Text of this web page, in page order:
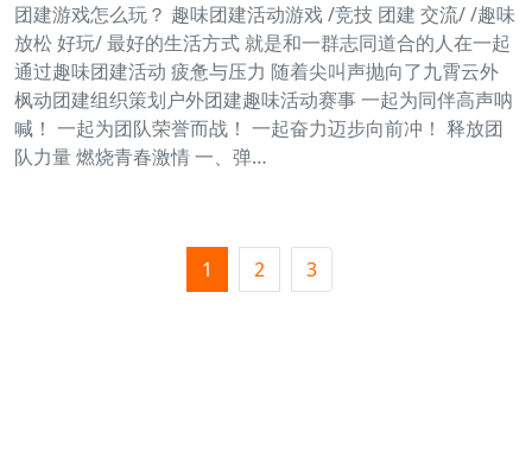
团建游戏怎么玩？ 趣味团建活动游戏 /竞技 团建 交流/ /趣味
放松 好玩/ 最好的生活方式 就是和一群志同道合的人在一起
通过趣味团建活动 疲惫与压力 随着尖叫声抛向了九霄云外
枫动团建组织策划户外团建趣味活动赛事 一起为同伴高声呐
喊！ 一起为团队荣誉而战！ 一起奋力迈步向前冲！ 释放团
队力量 燃烧青春激情 一、弹…
1 2 3